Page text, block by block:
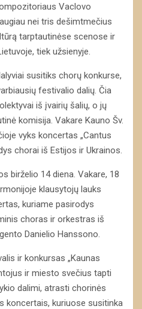
Vaclovo
nei tris dešimtmečius
tarptautinėse scenose ir
tiek užsienyje.
susitiks chorų konkurse,
festivalio dalių. Čia
iš įvairių šalių, o jų
komisija. Vakare Kauno Šv.
vyks koncertas „Cantus
chorai iš Estijos ir Ukrainos.
birželio 14 diena. Vakare, 18
klausytojų lauks
kuriame pasirodys
choras ir orkestras iš
Danielio Hanssono.
ir konkursas „Kaunas
ir miesto svečius tapti
dalimi, atrasti chorinės
koncertais, kuriuose susitinka